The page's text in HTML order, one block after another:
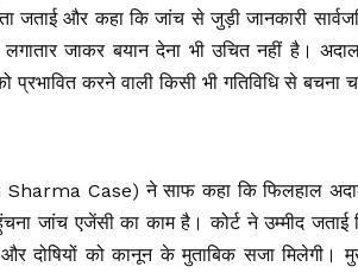
जताई और कहा कि जांच से जुड़ी जानकारी
जाकर बयान देना भी उचित नहीं है।
करने वाली किसी भी गतिविधि से बचना
Case) ने साफ कहा कि फिलहाल
जांच एजेंसी का काम है। कोर्ट ने उम्मीद जताई
दोषियों को कानून के मुताबिक सजा मिलेगी।